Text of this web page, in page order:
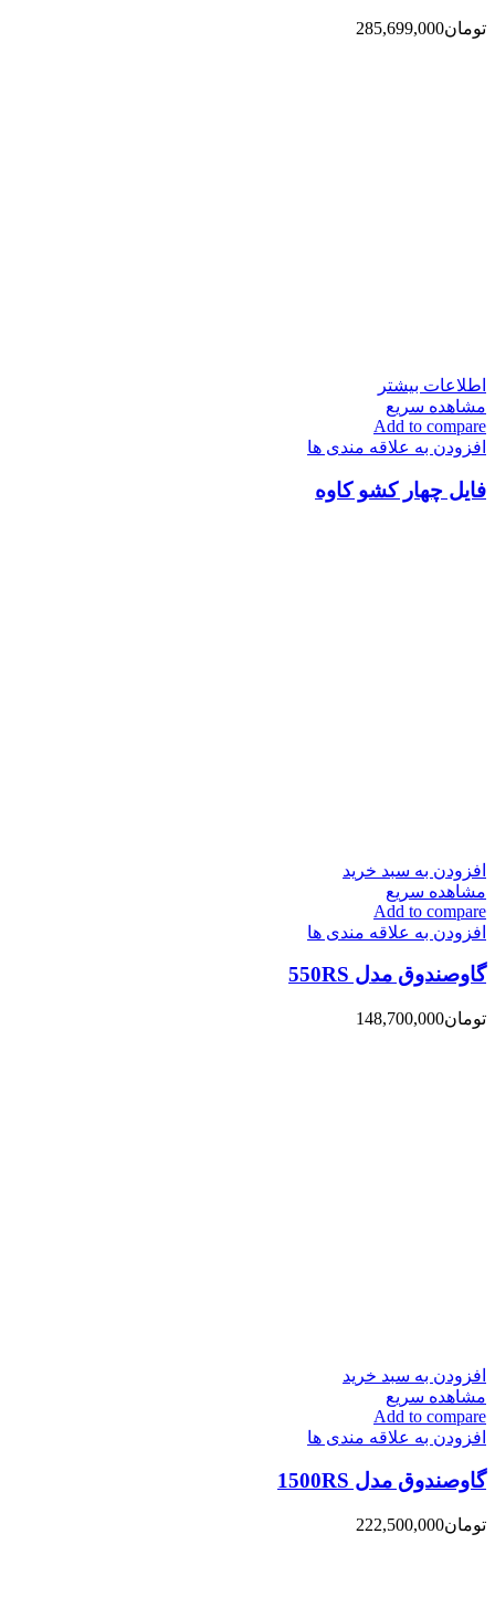
تومان285,699,000
اطلاعات بیشتر
مشاهده سریع
Add to compare
افزودن به علاقه مندی ها
فایل چهار کشو کاوه
افزودن به سبد خرید
مشاهده سریع
Add to compare
افزودن به علاقه مندی ها
گاوصندوق مدل 550RS
تومان148,700,000
افزودن به سبد خرید
مشاهده سریع
Add to compare
افزودن به علاقه مندی ها
گاوصندوق مدل 1500RS
تومان222,500,000